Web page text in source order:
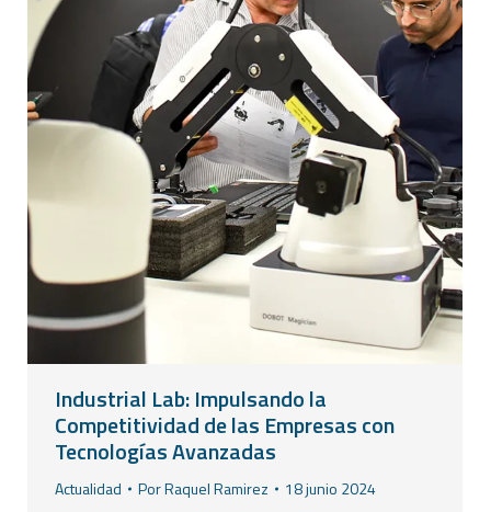
Industrial Lab: Impulsando la
Competitividad de las Empresas con
Tecnologías Avanzadas
Actualidad PorRaquel Ramirez 18 junio 2024